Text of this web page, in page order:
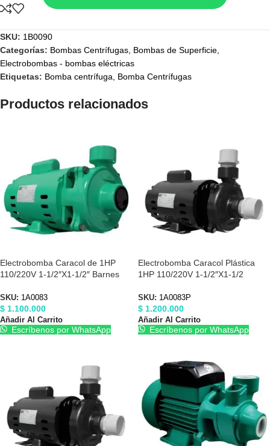
SKU: 1B0090
Categorías: Bombas Centrífugas Bombas de Superficie
Electrobombas - bombas eléctricas
Etiquetas: Bomba centrífuga Bomba Centrífugas
Productos relacionados
Electrobomba Caracol de 1HP
110/220V 1-1/2″X1-1/2″ Barnes
SKU: 1A0083
$ 1.100.000
Añadir Al Carrito
Escríbenos por WhatsApp
Electrobomba Caracol Plástica
1HP 110/220V 1-1/2″X1-1/2
SKU: 1A0083P
$ 1.200.000
Añadir Al Carrito
Escríbenos por WhatsApp